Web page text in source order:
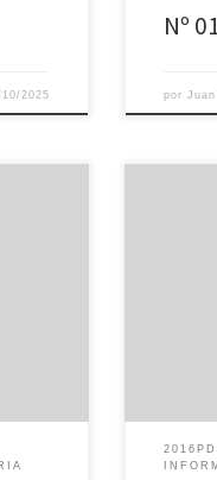
10/2025
Nº
por